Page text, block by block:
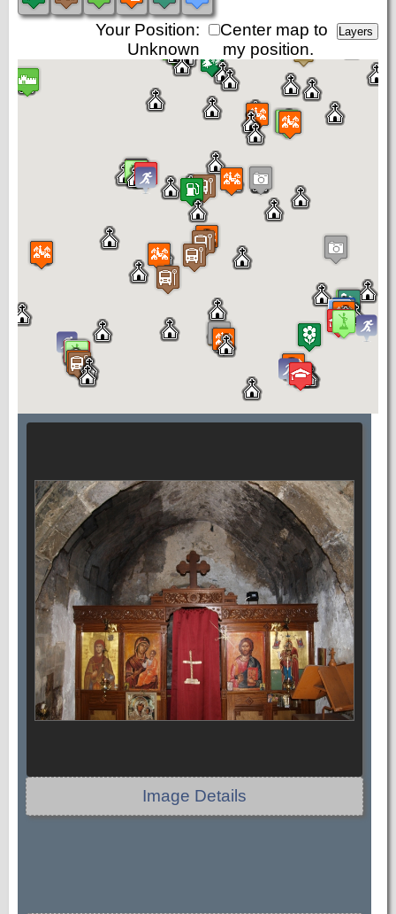
Center map to
my position.
Your Position:
Unknown
Image Details